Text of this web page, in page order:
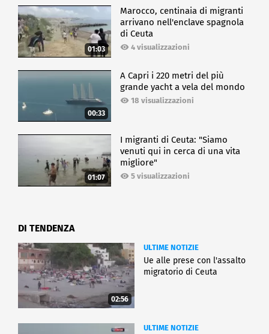
01:03
Marocco, centinaia di migranti
arrivano nell'enclave spagnola
di Ceuta
4 visualizzazioni
00:33
A Capri i 220 metri del più
grande yacht a vela del mondo
18 visualizzazioni
01:07
I migranti di Ceuta: "Siamo
venuti qui in cerca di una vita
migliore"
5 visualizzazioni
DI TENDENZA
02:56
ULTIME NOTIZIE
Ue alle prese con l'assalto
migratorio di Ceuta
ULTIME NOTIZIE